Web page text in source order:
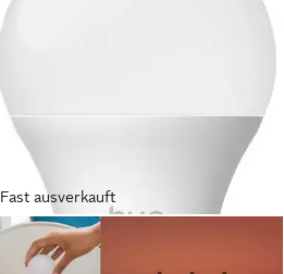
Fast ausverkauft
PHILIPS HUE
LED-Leuchtmittel Essential White &